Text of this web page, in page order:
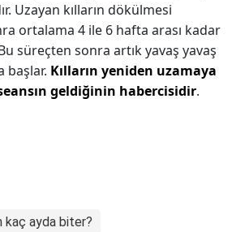
Uzayan kılların dökülmesi
ortalama 4 ile 6 hafta arası kadar
süreçten sonra artık yavaş yavaş
başlar. Kılların yeniden uzamaya
geldiğinin habercisidir.
kaç ayda biter?